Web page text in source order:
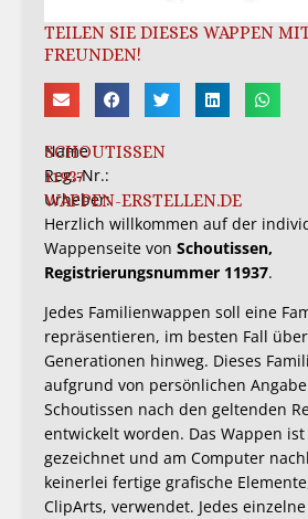
TEILEN SIE DIESES WAPPEN
FREUNDEN!
Name
SCHOUTISSEN
Reg.-Nr.:
11937
Urheber:
WAPPEN-ERSTELLEN.DE
Herzlich willkommen auf der
Wappenseite von Schoutissen,
Registrierungsnummer 11937.
Jedes Familienwappen soll eine
repräsentieren, im besten Fall
Generationen hinweg. Dieses
aufgrund von persönlichen
Schoutissen nach den geltenden
entwickelt worden. Das Wappen
gezeichnet und am Computer
keinerlei fertige grafische
ClipArts, verwendet. Jedes